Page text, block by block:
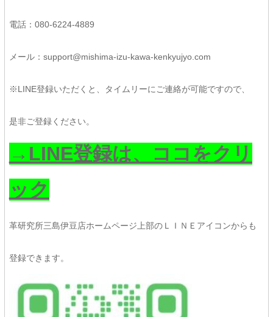
電話：080-6224-4889
メール：support@mishima-izu-kawa-kenkyujyo.com
※LINE登録いただくと、タイムリーにご連絡が可能ですので、
是非ご登録ください。
→LINE登録は、ココをクリ
ック
革研究所三島伊豆店ホームページ上部のＬＩＮＥアイコンからも
登録できます。